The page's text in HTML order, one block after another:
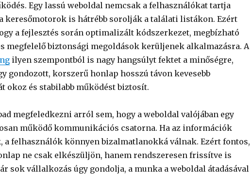
Egy lassú weboldal nemcsak a felhasználókat tartja
keresőmotorok is hátrébb sorolják a találati listákon. Ezért
a fejlesztés során optimalizált kódszerkezet, megbízható
megfelelő biztonsági megoldások kerüljenek alkalmazásra. A
ilyen szempontból is nagy hangsúlyt fektet a minőségre,
gondozott, korszerű honlap hosszú távon kevesebb
okoz és stabilabb működést biztosít.
megfeledkezni arról sem, hogy a weboldal valójában egy
működő kommunikációs csatorna. Ha az információk
a felhasználók könnyen bizalmatlanokká válnak. Ezért fontos,
ne csak elkészüljön, hanem rendszeresen frissítve is
sok vállalkozás úgy gondolja, a munka a weboldal átadásával